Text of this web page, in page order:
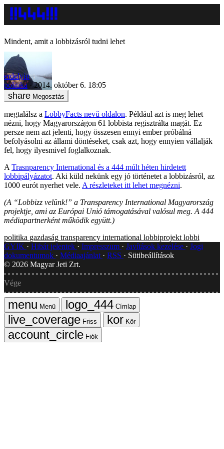
Mindent, amit a lobbizásról tudni lehet
erdelyip
politika
2014. október 6. 18:05
Megosztás
megtalálsz a LobbyFacts nevű oldalon. Például azt is meg lehet
nézni, hogy Magyarországon 61 lobbista regisztrálta magát. Ez
persze nem azt jelenti, hogy összesen ennyi ember próbálná
befolyásolni az állami döntéseket, csak azt, hogy ennyien vállalják
fel, hogy ilyesmivel foglalkoznak.
A Trasnparency International és a 444 múlt héten hirdetett
lobbipályázatot. Aki küld nekünk egy jó történetet a lobbizásról, az
1000 eurót nyerhet vele. A részleteket itt lehet megnézni.
(A “Lobbizz velünk!” a Transparency International Magyarország
projektje, ami az Európai Unió támogatásával valósul meg. A 444
médiapartnerként működik együtt.)
politika gazdaság transparency international lobbiprojekt lobbi
GYIK
Hibát jelentek Impresszum Javítások kezelése
Jogi
dokumentumok
Médiaajánlat RSS
Sütibeállítások
© 2026 Magyar Jeti Zrt.
Vége
Menü
Címlap
Friss
Kör
Fiók